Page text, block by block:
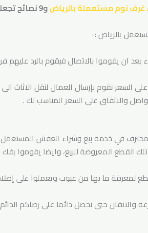
غرف نوم مستعملة بالرياضو9 نصائح تجعلك تختار الافضل
بالرياض :-
بعد ان يقوموا بالاتصال فيقوم بالرد
السعر نقوم بإرسال العمال لنقل الاثاث
والاتفاق على السعر المناسب لك .
محترف في خدمة بيع وشراء العفش
القطع المعروضة للبيع، وايضا يقوموا
لمعرفة ما بها من عيوب ويعملوا على
والاتقان حتى نحصل دائما على رضاكم